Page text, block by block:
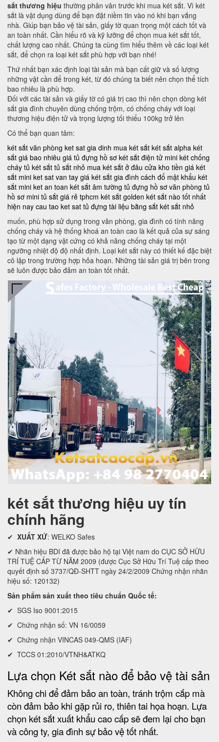
sắt thương hiệu thường phân vân trước khi mua két sắt. Vì két
sắt là vật dụng dùng để bạn đặt niềm tin vào nó khi bạn vắng
nhà. Giúp bạn bảo vệ tài sản, giấy tờ quan trọng một cách tốt và
an toàn nhất. Cần hiểu rõ và kỹ lưỡng để chọn mua két sắt tốt,
chất lượng cao nhất. Chúng ta cùng tìm hiểu thêm về các loại két
sắt, để chọn ra loại két sắt phù hợp với bạn nhé!
Thứ nhất bạn xác định loại tài sản mà bạn cất giữ và số lượng
những vật cần để trong két, từ đó chúng ta biết nên chọn thể tích
bao nhiêu là phù hợp.
Đối với các tài sản và giấy tờ có giá trị cao thì nên chọn dòng két
sắt gia đình chuyên dùng chống trộm, có chống cháy với loại
thương hiệu điện tử và trọng lượng tối thiểu 100kg trở lên
Có thể bạn quan tâm:
két sắt văn phòng ket sat gia dinh mua két sắt két sắt alpha két
sắt giá bao nhiêu giá tủ đựng hồ sơ két sắt điện tử mini két chống
cháy tủ két sắt tủ sắt nhỏ mua két sắt ở đâu cửa kho tiền giá két
sắt mini ket sat van tay giá két sắt gia đình cách đổ mật khẩu két
sắt mini ket an toan két sắt âm tường tủ đựng hồ sơ văn phòng tủ
hồ sơ mini tủ sắt giá rẻ tphcm két sắt golden két sắt nào tốt nhất
hiện nay cau tao ket sat tủ đựng tài liệu bằng sắt két sắt nhỏ
muốn, phù hợp sử dụng trong văn phòng, gia đình có tính năng
chống cháy và hệ thống khoá an toàn cao là kết quả của sự sáng
tạo từ một dạng vật cứng có khả năng chống cháy tại một
ngưỡng nhiệt độ độ nhất định. Loại két sắt này có thiết kế đặc biệt
cô lập trong trường hợp hỏa hoạn. Những tài sản giá trị bên trong
sẽ luôn được bảo đảm an toàn tốt nhất.
két sắt thương hiệu uy tín
chính hãng
✔ XUẤT XỨ: WELKO Safes
✔ Nhãn hiệu BDI đã được bảo hộ tại Việt nam do CỤC SỞ HỮU
TRÍ TUỆ CẤP TỪ NĂM 2009 (được Cục Sở Hữu Trí Tuệ cấp theo
quyết định số 3737/QĐ-SHTT ngày 24/2/2009 Chứng nhận nhãn
hiệu số: 120132)
Sản phẩm sản xuất theo tiêu chuẩn Quốc tế:
✔ SGS Iso 9001:2015
✔ Chứng nhận số: VN 16/0059
✔ Chứng nhận VINCAS 049-QMS (IAF)
✔ TCCS 01:2010/VTNH&ATKQ
Lựa chọn Két sắt nào để bảo vệ tài sản
Không chi để đảm bảo an toàn, tránh trộm cắp mà
còn đảm bảo khi gặp rủi ro, thiên tai họa hoạn. Lựa
chọn két sắt xuất khẩu cao cấp sẽ đem lại cho bạn
và công ty, gia đình sự bảo vệ tốt nhất.